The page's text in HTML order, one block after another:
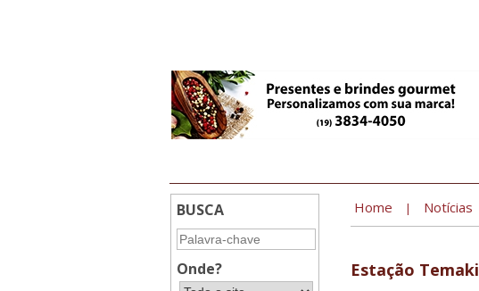
BUSCA
Onde?
Home | Notícias
Estação Temaki